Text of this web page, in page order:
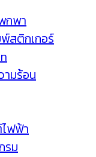
กพา
สติกเกอร์
ามร้อน
ฟฟ้า
รม